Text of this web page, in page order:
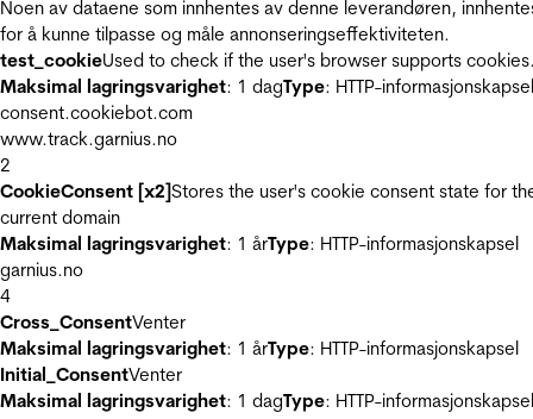
Noen av dataene som innhentes av denne leverandøren,
for å kunne tilpasse og måle annonseringseffektiviteten.
test_cookieUsed to check if the user's browser supports
Maksimal lagringsvarighet: 1 dagType: HTTP-informasjonskapsel
consent.cookiebot.com
www.track.garnius.no
2
CookieConsent [x2]Stores the user's cookie consent state for
current domain
Maksimal lagringsvarighet: 1 årType: HTTP-informasjonskapsel
garnius.no
4
Cross_ConsentVenter
Maksimal lagringsvarighet: 1 årType: HTTP-informasjonskapsel
Initial_ConsentVenter
Maksimal lagringsvarighet: 1 dagType: HTTP-informasjonskapsel